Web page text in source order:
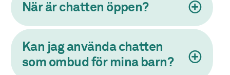
När är chatten öppen?
Kan jag använda chatten
som ombud för mina barn?